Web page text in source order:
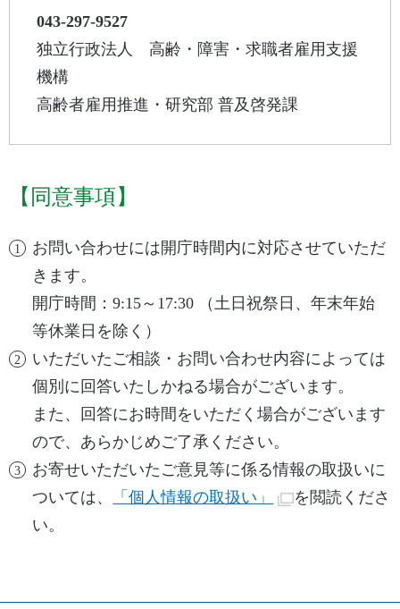
043-297-9527
独立行政法人 高齢・障害・求職者雇用支援
機構
高齢者雇用推進・研究部 普及啓発課
【同意事項】
お問い合わせには開庁時間内に対応させていただ
きます。
開庁時間：9:15～17:30 （土日祝祭日、年末年始
等休業日を除く）
いただいたご相談・お問い合わせ内容によっては
個別に回答いたしかねる場合がございます。
また、回答にお時間をいただく場合がございます
ので、あらかじめご了承ください。
お寄せいただいたご意見等に係る情報の取扱いに
ついては、
「個人情報の取扱い」
を閲読くださ
い。